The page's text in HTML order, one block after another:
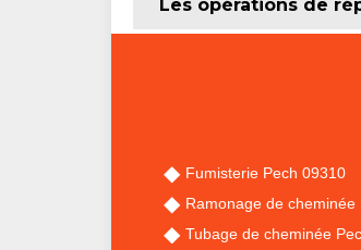
Les opérations de
Fumisterie Pech 09310
Ramonage de cheminée
Tubage de cheminée